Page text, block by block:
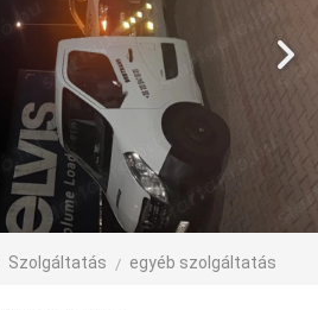
Szolgáltatás egyéb szolgáltatás